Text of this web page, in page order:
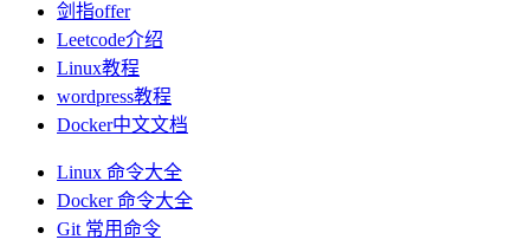
剑指offer
Leetcode介绍
Linux教程
wordpress教程
Docker中文文档
Linux 命令大全
Docker 命令大全
Git 常用命令